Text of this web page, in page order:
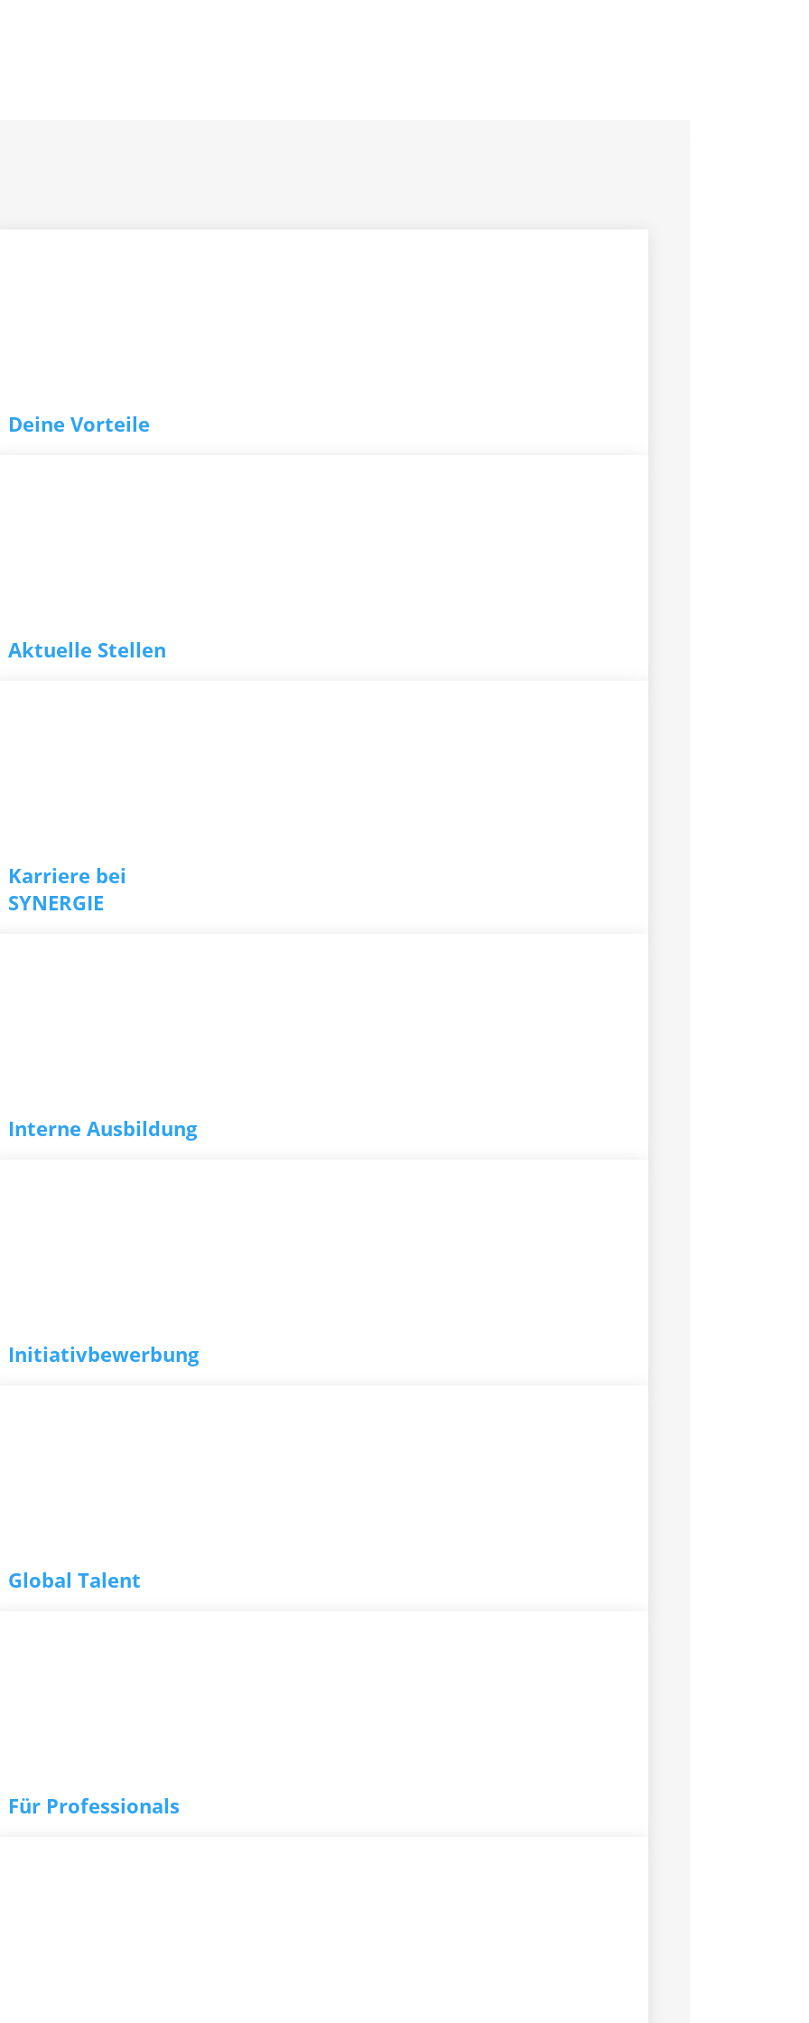
Deine Vorteile
Aktuelle Stellen
Karriere bei
SYNERGIE
Interne Ausbildung
Initiativbewerbung
Global Talent
Für Professionals